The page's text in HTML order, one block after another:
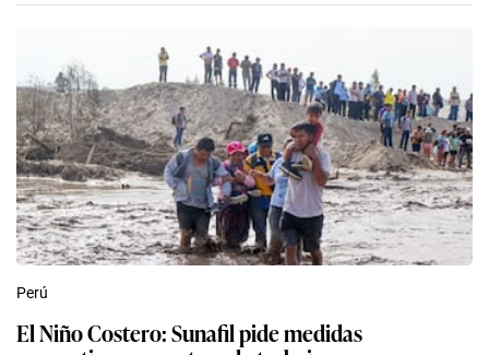
Perú
El Niño Costero: Sunafil pide medidas